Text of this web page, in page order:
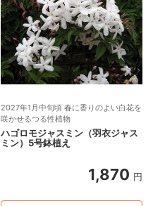
2027年1月中旬頃 春に香りのよい白花を
咲かせるつる性植物
ハゴロモジャスミン（羽衣ジャス
ミン）5号鉢植え
1,870 円